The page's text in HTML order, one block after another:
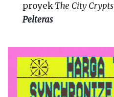
proyekThe City Crypts
Pelteras